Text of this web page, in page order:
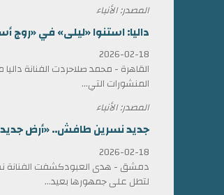
المصدر: الأنباء
داليا: استنوا «ليلى» في «روج
2026-02-18
القاهرة - محمد صلاحردت الفنانة
المنشورات التي...
المصدر: الأنباء
جديد نسرين طافش.. «أرض
2026-02-18
دمشق - هدى العبودكشفت الفنانة
لتطل على جمهورها بعيد...